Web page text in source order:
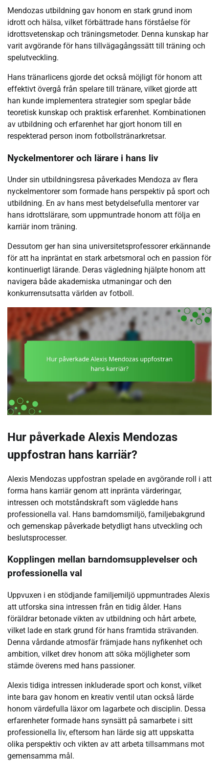
Mendozas utbildning gav honom en stark grund inom
idrott och hälsa, vilket förbättrade hans förståelse för
idrottsvetenskap och träningsmetoder. Denna kunskap har
varit avgörande för hans tillvägagångssätt till träning och
spelutveckling.
Hans tränarlicens gjorde det också möjligt för honom att
effektivt övergå från spelare till tränare, vilket gjorde att
han kunde implementera strategier som speglar både
teoretisk kunskap och praktisk erfarenhet. Kombinationen
av utbildning och erfarenhet har gjort honom till en
respekterad person inom fotbollstränarkretsar.
Nyckelmentorer och lärare i hans liv
Under sin utbildningsresa påverkades Mendoza av flera
nyckelmentorer som formade hans perspektiv på sport och
utbildning. En av hans mest betydelsefulla mentorer var
hans idrottslärare, som uppmuntrade honom att följa en
karriär inom träning.
Dessutom ger han sina universitetsprofessorer erkännande
för att ha inpräntat en stark arbetsmoral och en passion för
kontinuerligt lärande. Deras vägledning hjälpte honom att
navigera både akademiska utmaningar och den
konkurrensutsatta världen av fotboll.
Hur påverkade Alexis Mendozas
uppfostran hans karriär?
Alexis Mendozas uppfostran spelade en avgörande roll i att
forma hans karriär genom att inpränta värderingar,
intressen och motståndskraft som vägledde hans
professionella val. Hans barndomsmiljö, familjebakgrund
och gemenskap påverkade betydligt hans utveckling och
beslutsprocesser.
Kopplingen mellan barndomsupplevelser och
professionella val
Uppvuxen i en stödjande familjemiljö uppmuntrades Alexis
att utforska sina intressen från en tidig ålder. Hans
föräldrar betonade vikten av utbildning och hårt arbete,
vilket lade en stark grund för hans framtida strävanden.
Denna vårdande atmosfär främjade hans nyfikenhet och
ambition, vilket drev honom att söka möjligheter som
stämde överens med hans passioner.
Alexis tidiga intressen inkluderade sport och konst, vilket
inte bara gav honom en kreativ ventil utan också lärde
honom värdefulla läxor om lagarbete och disciplin. Dessa
erfarenheter formade hans synsätt på samarbete i sitt
professionella liv, eftersom han lärde sig att uppskatta
olika perspektiv och vikten av att arbeta tillsammans mot
gemensamma mål.